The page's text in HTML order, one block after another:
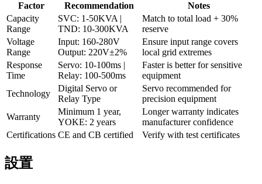
Factor Recommendation
Notes
Capacity
Range
SVC: 1-50KVA |
TND: 10-300KVA
Match to total load + 30%
reserve
Voltage
Range
Input: 160-280V
Output: 220V±2%
Ensure input range covers
local grid extremes
Response
Time
Servo: 10-100ms |
Relay: 100-500ms
Faster is better for sensitive
equipment
Technology
Digital Servo or
Relay Type
Servo recommended for
precision equipment
Warranty
Minimum 1 year,
YOKE: 2 years
Longer warranty indicates
manufacturer confidence
Certifications CE and CB certified Verify with test certificates
設置